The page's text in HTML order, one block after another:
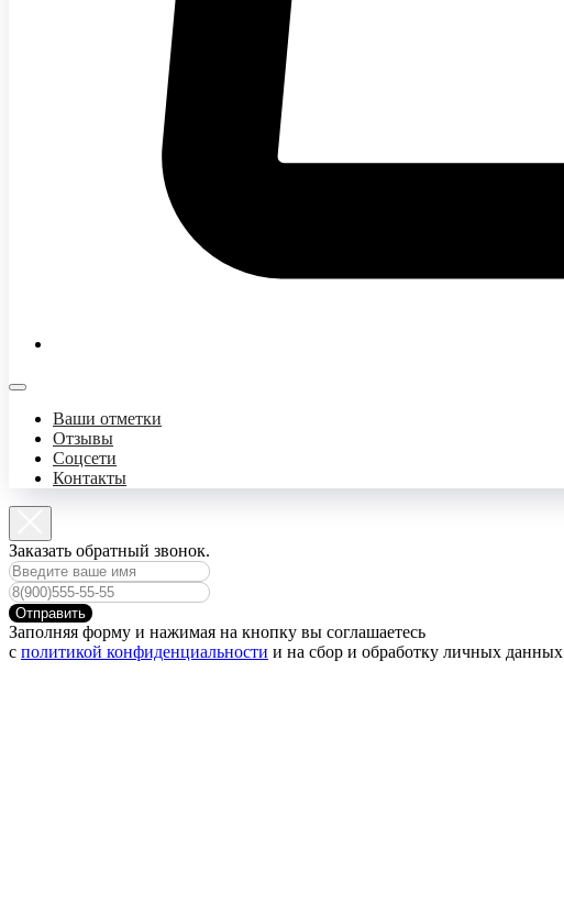
Ваши отметки
Отзывы
Соцсети
Контакты
Заказать обратный звонок.
Отправить
Заполняя форму и нажимая на кнопку вы соглашаетесь
с политикой конфиденциальности и на сбор и обработку личных данных